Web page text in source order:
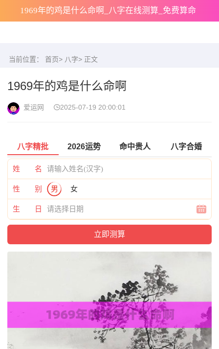
1969年的鸡是什么命啊_八字在线测算_免费算命
当前位置： 首页> 八字> 正文
1969年的鸡是什么命啊
爱运网 2025-07-19 20:00:01
八字精批 2026运势 命中贵人 八字合婚
姓 名
性 别 男 女
生 日